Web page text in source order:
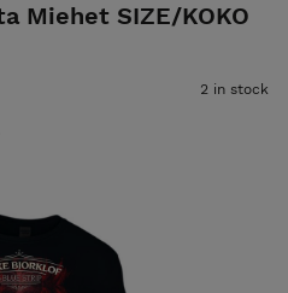
Miehet SIZE/KOKO
2 in stock